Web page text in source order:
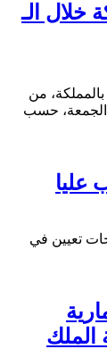
خلال الـ
من
الجمعة، حسب
عليا
تعيين في
الملك